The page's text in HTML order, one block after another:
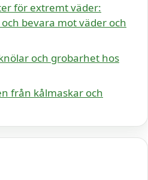
för extremt väder:
bevara mot väder och
och grobarhet hos
från kålmaskar och